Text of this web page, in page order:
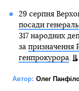
29 серпня
посади
317 народних
за призначення
генпрокурора.
Автор: Олег